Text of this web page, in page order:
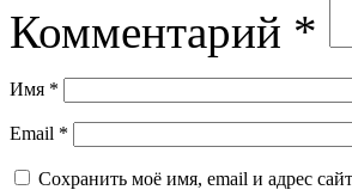
Комментарий *
Имя *
Email *
Сохранить моё имя, email и адрес